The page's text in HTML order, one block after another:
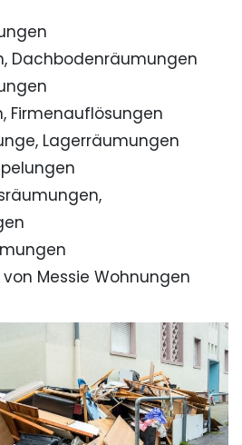
Dachbodenräumungen
Firmenauflösungen
Lagerräumungen
Messie Wohnungen